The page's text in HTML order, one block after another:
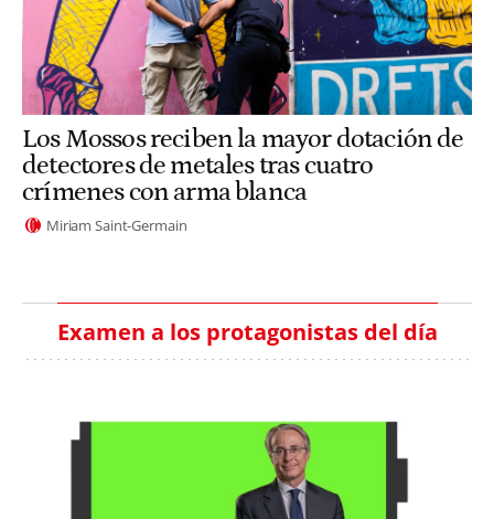
Los Mossos reciben la mayor dotación de
detectores de metales tras cuatro
crímenes con arma blanca
Miriam Saint-Germain
Examen a los protagonistas del día